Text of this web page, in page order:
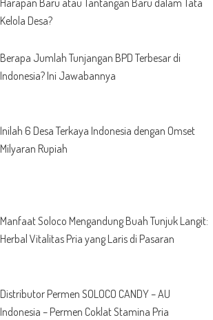
Harapan Baru atau Tantangan Baru dalam Tata
Kelola Desa?
Berapa Jumlah Tunjangan BPD Terbesar di
Indonesia? Ini Jawabannya
Inilah 6 Desa Terkaya Indonesia dengan Omset
Milyaran Rupiah
Manfaat Soloco Mengandung Buah Tunjuk Langit:
Herbal Vitalitas Pria yang Laris di Pasaran
Distributor Permen SOLOCO CANDY – AU
Indonesia – Permen Coklat Stamina Pria